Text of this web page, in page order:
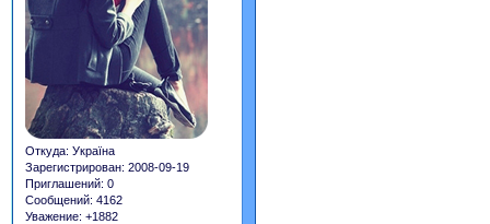
Откуда: Україна
Зарегистрирован: 2008-09-19
Приглашений: 0
Сообщений: 4162
Уважение: +1882